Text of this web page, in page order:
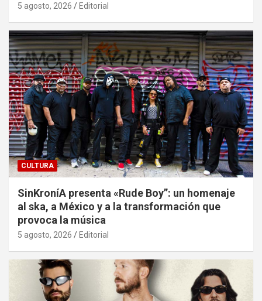
5 agosto, 2026 Editorial
CULTURA
SinKroníA presenta «Rude Boy”: un homenaje
al ska, a México y a la transformación que
provoca la música
5 agosto, 2026 Editorial